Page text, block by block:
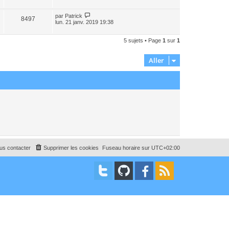
8497 par Patrick
lun. 21 janv. 2019 19:38
5 sujets • Page 1 sur 1
Aller
Fuseau horaire sur UTC+02:00
Supprimer les cookies
contacter